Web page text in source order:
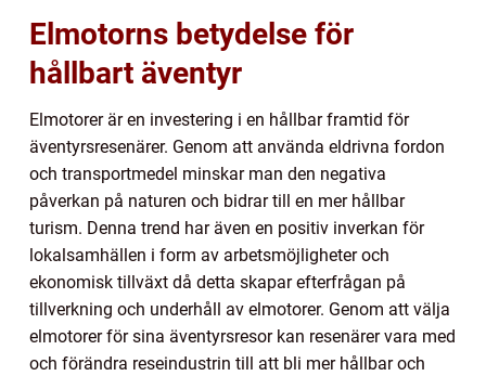
Elmotorns betydelse för
hållbart äventyr
Elmotorer är en investering i en hållbar framtid för
äventyrsresenärer. Genom att använda eldrivna fordon
och transportmedel minskar man den negativa
påverkan på naturen och bidrar till en mer hållbar
turism. Denna trend har även en positiv inverkan för
lokalsamhällen i form av arbetsmöjligheter och
ekonomisk tillväxt då detta skapar efterfrågan på
tillverkning och underhåll av elmotorer. Genom att välja
elmotorer för sina äventyrsresor kan resenärer vara med
och förändra reseindustrin till att bli mer hållbar och